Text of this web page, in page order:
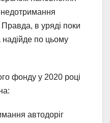
в уряді поки
по цьому
фонду у 2020 році
автодоріг